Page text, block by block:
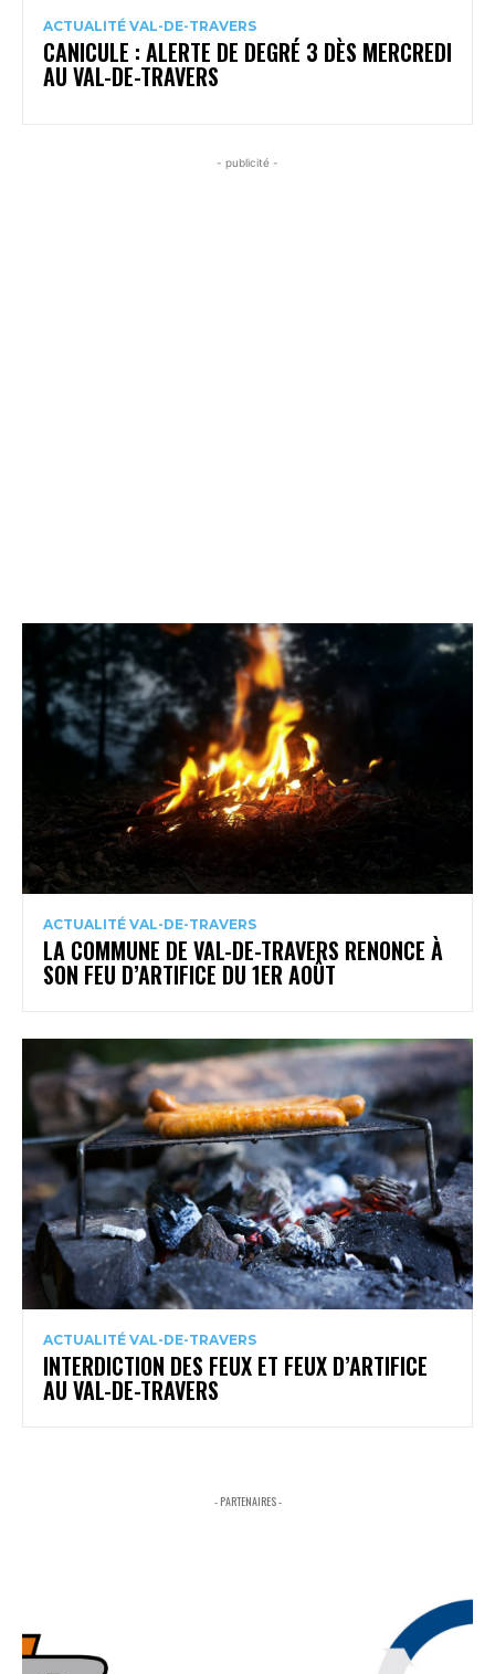
ACTUALITÉ VAL-DE-TRAVERS
CANICULE : ALERTE DE DEGRÉ 3 DÈS MERCREDI
AU VAL-DE-TRAVERS
- publicité -
ACTUALITÉ VAL-DE-TRAVERS
LA COMMUNE DE VAL-DE-TRAVERS RENONCE À
SON FEU D’ARTIFICE DU 1ER AOÛT
ACTUALITÉ VAL-DE-TRAVERS
INTERDICTION DES FEUX ET FEUX D’ARTIFICE
AU VAL-DE-TRAVERS
- PARTENAIRES -